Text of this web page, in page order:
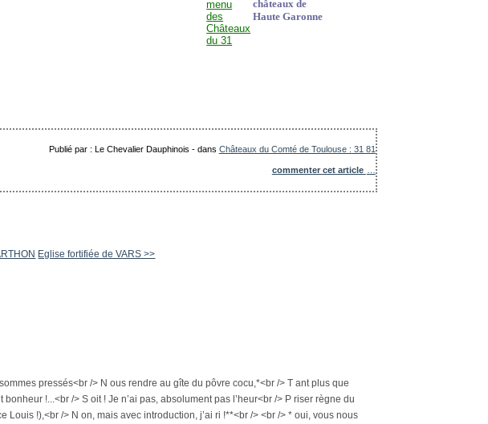
châteaux de
Haute Garonne
Publié par : Le Chevalier Dauphinois -dans Châteaux du Comté de Toulouse : 31 81
commenter cet article
Eglise fortifiée de VARS >>
pressés<br /> N ous rendre au gîte du pôvre cocu,*<br /> T ant plus que
!...<br /> S oit ! Je n’ai pas, absolument pas l’heur<br /> P riser règne du
!),<br /> N on, mais avec introduction, j’ai ri !**<br /> <br /> * oui, vous nous